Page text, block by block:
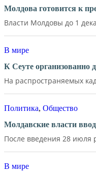
Молдова готовится к
Власти Молдовы до 1
В мире
К Сеуте
На распространяемых
Политика, Общество
Молдавские власти
После введения 28 июля
В мире